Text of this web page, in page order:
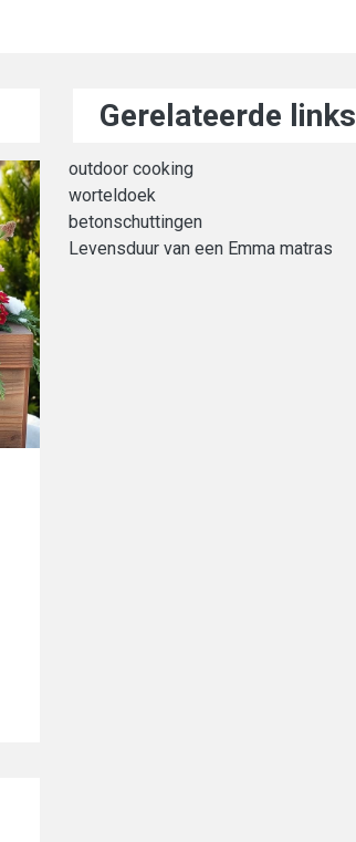
Gerelateerde links
outdoor cooking
worteldoek
betonschuttingen
Levensduur van een Emma matras